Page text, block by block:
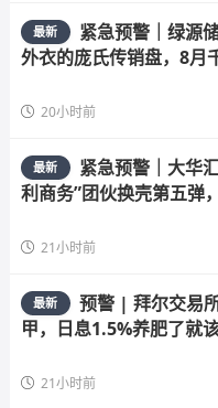
最新
紧急预警｜绿源
外衣的庞氏传销盘，8月
20小时前
最新
紧急预警｜大华
利商务”团伙换壳第五弹
21小时前
最新
预警 | 拜尔交易
甲，日息1.5%养肥了就
21小时前